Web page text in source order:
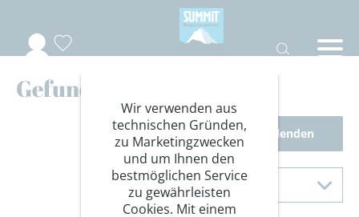
Gefundene Reisen
Filter einblenden
Sortierung
Sortieren nach
Wir verwenden aus
technischen Gründen,
zu Marketingzwecken
und um Ihnen den
bestmöglichen Service
zu gewährleisten
Cookies. Mit einem